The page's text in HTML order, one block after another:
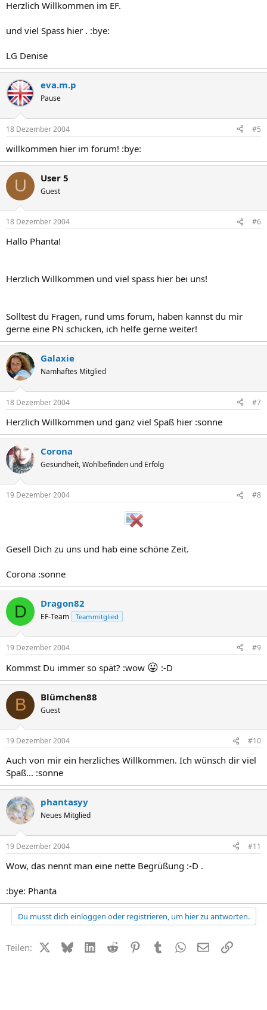
Herzlich Willkommen im EF.
und viel Spass hier . :bye:
LG Denise
eva.m.p
Pause
18 Dezember 2004 #5
willkommen hier im forum! :bye:
U User 5
Guest
18 Dezember 2004 #6
Hallo Phanta!
Herzlich Willkommen und viel spass hier bei uns!
Solltest du Fragen, rund ums forum, haben kannst du mir
gerne eine PN schicken, ich helfe gerne weiter!
Galaxie
Namhaftes Mitglied
18 Dezember 2004 #7
Herzlich Willkommen und ganz viel Spaß hier :sonne
Corona
Gesundheit, Wohlbefinden und Erfolg
19 Dezember 2004 #8
Gesell Dich zu uns und hab eine schöne Zeit.
Corona :sonne
D Dragon82
EF-Team Teammitglied
19 Dezember 2004 #9
Kommst Du immer so spät? :wow 😛 :-D
B Blümchen88
Guest
19 Dezember 2004 #10
Auch von mir ein herzliches Willkommen. Ich wünsch dir viel
Spaß... :sonne
phantasyy
Neues Mitglied
19 Dezember 2004 #11
Wow, das nennt man eine nette Begrüßung :-D .
:bye: Phanta
Du musst dich einloggen oder registrieren, um hier zu antworten.
Teilen: X (Twitter)
BlueskyLinkedIn
Reddit PinterestTumblr WhatsApp
E-MailLink